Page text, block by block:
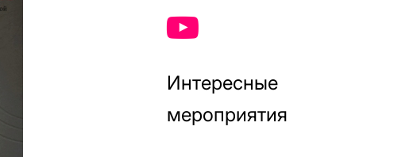
Интересные
мероприятия